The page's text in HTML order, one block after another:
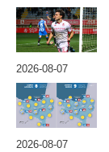
2026-08-07
2026-08-07